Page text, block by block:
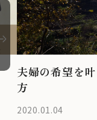
夫婦の希望を
方
2020.01.04